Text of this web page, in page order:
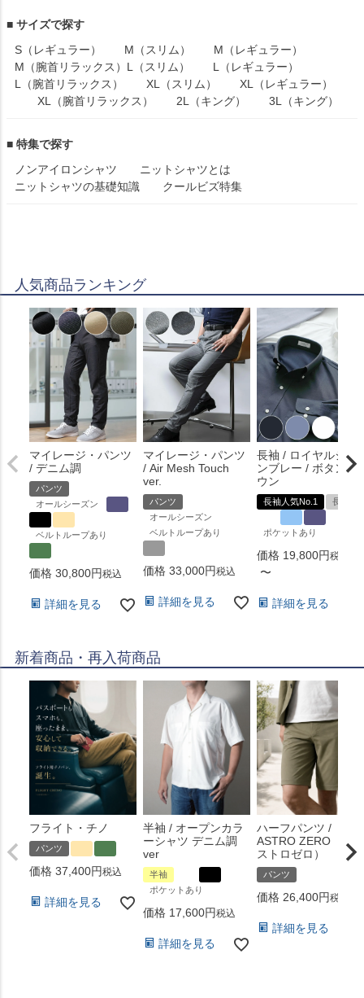
■ サイズで探す
S（レギュラー）
M（スリム）
M（レギュラー）
M（腕首リラックス） L（スリム）
L（レギュラー）
L（腕首リラックス）
XL（スリム）
XL（レギュラー）
XL（腕首リラックス）
2L（キング） 3L（キング）
■ 特集で探す
ノンアイロンシャツ
ニットシャツとは
ニットシャツの基礎知識
クールビズ特集
人気商品ランキング
マイレージ・パンツ
/ デニム調
パンツ
オールシーズン
ベルトループあり
価格 30,800 税込
詳細を見る
マイレージ・パンツ
/ Air Mesh Touch
ver.
パンツ
オールシーズン
ベルトループあり
価格 33,000 税込
詳細を見る
長袖 / ロイヤルシャ
ンブレー / ボタンダ
ウン
長袖人気No.1 長袖
ポケットあり
価格 19,800 税込
〜
詳細を見る
新着商品・再入荷商品
フライト・チノ
パンツ
価格 37,400 税込
詳細を見る
半袖 / オープンカラ
ーシャツ デニム調
ver
半袖
ポケットあり
価格 17,600 税込
詳細を見る
ハーフパンツ /
ASTRO ZERO （ア
ストロゼロ）
パンツ
価格 26,400 税込
詳細を見る